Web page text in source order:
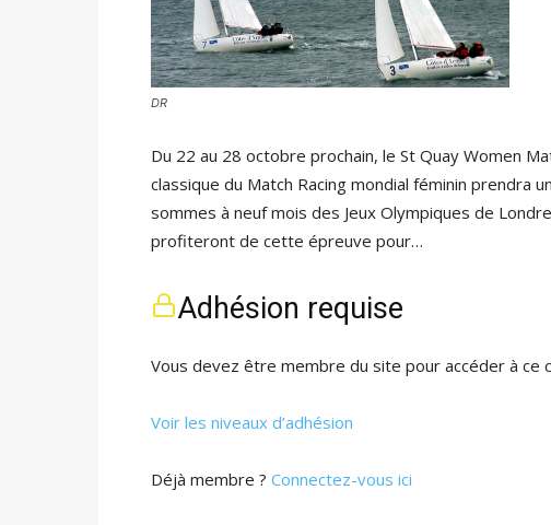
DR
Du 22 au 28 octobre prochain, le St Quay Women
classique du Match Racing mondial féminin prendra
sommes à neuf mois des Jeux Olympiques de
profiteront de cette épreuve pour…
Adhésion requise
Vous devez être membre du site pour accéder à ce
Voir les niveaux d’adhésion
Déjà membre ? Connectez-vous ici